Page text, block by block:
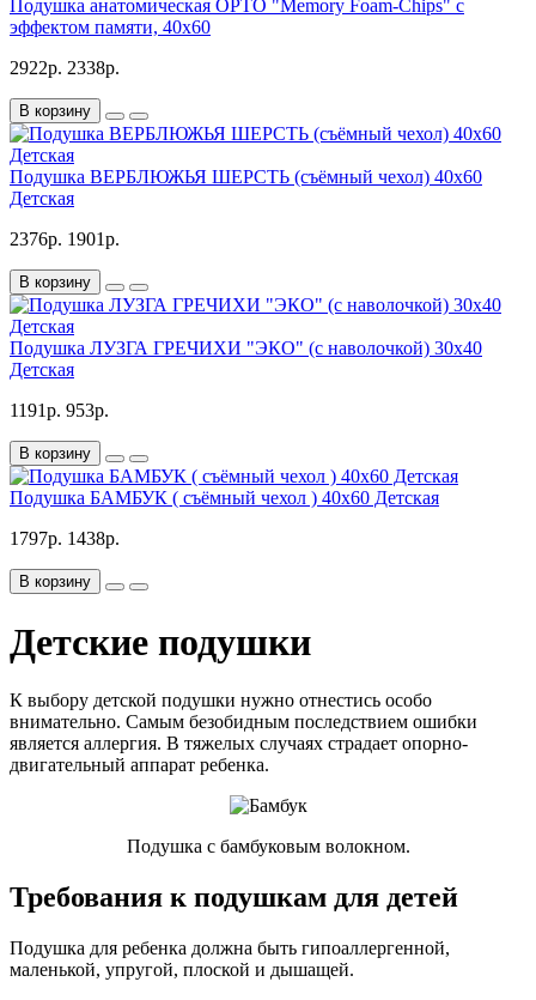
Подушка анатомическая ОРТО "Memory Foam-Chips" с
эффектом памяти, 40х60
2922р. 2338р.
В корзину
Подушка ВЕРБЛЮЖЬЯ ШЕРСТЬ (съёмный чехол) 40х60
Детская
2376р. 1901р.
В корзину
Подушка ЛУЗГА ГРЕЧИХИ "ЭКО" (с наволочкой) 30х40
Детская
1191р. 953р.
В корзину
Подушка БАМБУК ( съёмный чехол ) 40х60 Детская
1797р. 1438р.
В корзину
Детские подушки
К выбору детской подушки нужно отнестись особо
внимательно. Самым безобидным последствием ошибки
является аллергия. В тяжелых случаях страдает опорно-
двигательный аппарат ребенка.
Подушка с бамбуковым волокном.
Требования к подушкам для детей
Подушка для ребенка должна быть гипоаллергенной,
маленькой, упругой, плоской и дышащей.